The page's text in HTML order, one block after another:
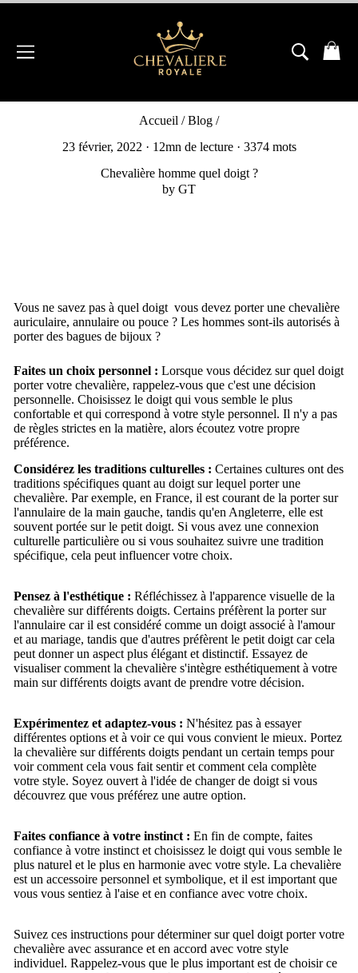
Passer
Accueil / Blog /
23 février, 2022 · 12mn de lecture · 3374 mots
Chevalière homme quel doigt ?
by GT
Vous ne savez pas à quel doigt vous devez porter une chevalière
auriculaire, annulaire ou pouce ? Les hommes sont-ils autorisés à
porter des bagues de bijoux ?
Faites un choix personnel : Lorsque vous décidez sur quel doigt
porter votre chevalière, rappelez-vous que c'est une décision
personnelle. Choisissez le doigt qui vous semble le plus
confortable et qui correspond à votre style personnel. Il n'y a pas
de règles strictes en la matière, alors écoutez votre propre
préférence.
Considérez les traditions culturelles : Certaines cultures ont des
traditions spécifiques quant au doigt sur lequel porter une
chevalière. Par exemple, en France, il est courant de la porter sur
l'annulaire de la main gauche, tandis qu'en Angleterre, elle est
souvent portée sur le petit doigt. Si vous avez une connexion
culturelle particulière ou si vous souhaitez suivre une tradition
spécifique, cela peut influencer votre choix.
Pensez à l'esthétique : Réfléchissez à l'apparence visuelle de la
chevalière sur différents doigts. Certains préfèrent la porter sur
l'annulaire car il est considéré comme un doigt associé à l'amour
et au mariage, tandis que d'autres préfèrent le petit doigt car cela
peut donner un aspect plus élégant et distinctif. Essayez de
visualiser comment la chevalière s'intègre esthétiquement à votre
main sur différents doigts avant de prendre votre décision.
Expérimentez et adaptez-vous : N'hésitez pas à essayer
différentes options et à voir ce qui vous convient le mieux. Portez
la chevalière sur différents doigts pendant un certain temps pour
voir comment cela vous fait sentir et comment cela complète
votre style. Soyez ouvert à l'idée de changer de doigt si vous
découvrez que vous préférez une autre option.
Faites confiance à votre instinct : En fin de compte, faites
confiance à votre instinct et choisissez le doigt qui vous semble le
plus naturel et le plus en harmonie avec votre style. La chevalière
est un accessoire personnel et symbolique, et il est important que
vous vous sentiez à l'aise et en confiance avec votre choix.
Suivez ces instructions pour déterminer sur quel doigt porter votre
chevalière avec assurance et en accord avec votre style
individuel. Rappelez-vous que le plus important est de choisir ce